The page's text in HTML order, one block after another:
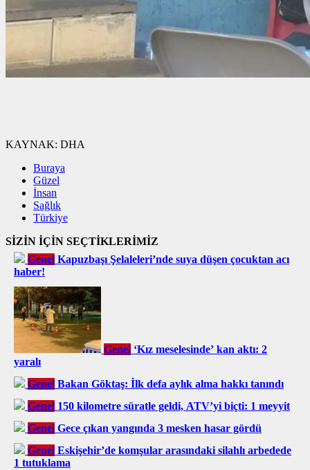
KAYNAK: DHA
Buraya
Güzel
İnsan
Sağlık
Türkiye
SİZİN İÇİN SEÇTİKLERİMİZ
Genel Kapuzbaşı Şelaleleri’nde suya düşen çocuktan acı
haber!
Genel ‘Kız meselesinde’ kan aktı: 2
yaralı
Genel Bakan Göktaş: İlk defa aylık alma hakkı tanındı
Genel 150 kilometre süratle geldi, ATV’yi biçti: 1 meyyit
Genel Gece çıkan yangında 3 mesken hasar gördü
Genel Eskişehir’de komşular arasındaki silahlı arbedede
1 tutuklama